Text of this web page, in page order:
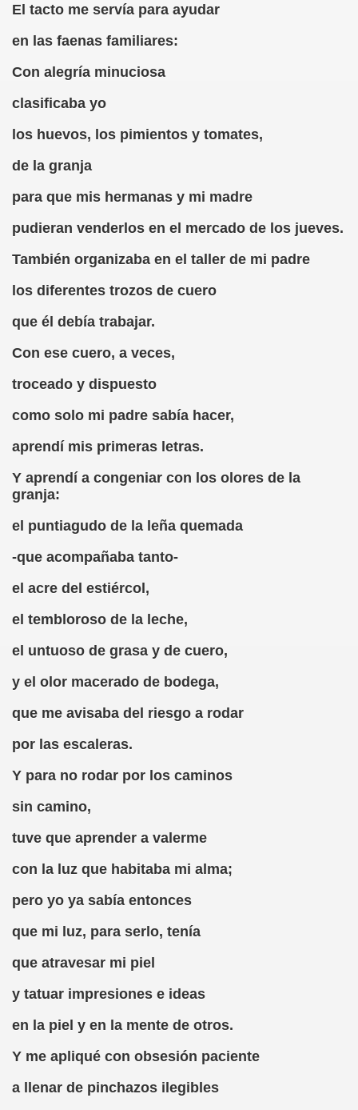
El tacto me servía para ayudar
en las faenas familiares:
Con alegría minuciosa
clasificaba yo
los huevos, los pimientos y tomates,
de la granja
para que mis hermanas y mi madre
pudieran venderlos en el mercado de los jueves.
También organizaba en el taller de mi padre
los diferentes trozos de cuero
que él debía trabajar.
Con ese cuero, a veces,
troceado y dispuesto
como solo mi padre sabía hacer,
aprendí mis primeras letras.
Y aprendí a congeniar con los olores de la
granja:
el puntiagudo de la leña quemada
-que acompañaba tanto-
el acre del estiércol,
el tembloroso de la leche,
el untuoso de grasa y de cuero,
y el olor macerado de bodega,
que me avisaba del riesgo a rodar
por las escaleras.
Y para no rodar por los caminos
sin camino,
tuve que aprender a valerme
con la luz que habitaba mi alma;
pero yo ya sabía entonces
que mi luz, para serlo, tenía
que atravesar mi piel
y tatuar impresiones e ideas
en la piel y en la mente de otros.
Y me apliqué con obsesión paciente
a llenar de pinchazos ilegibles
Ayudar a Personas con Discapacidad Visual
(Pedro Zurita)
sánchez Herrero)
Cuetos Suárez)
Otero)
Elissalde)
(Lídia León Esteban Y Víctor Martínez Maheux)
30-11-11 (Pedro Zurita)
Horizontes, Enrique Elissalde y Carmen Roig)
Lectobraillístico (Egosan)
Vera)
(Manuel González Otero)
Braille (María Jesús Cañamares)
2000 (Fermín Tamayo)
Hablada Colegio Santiago Apóstol ONCE Pontevedra)
Agosto 2001 (Fermín Tamayo)
(Pedro A. Zurita)
2005 (Fermín Tamayo)